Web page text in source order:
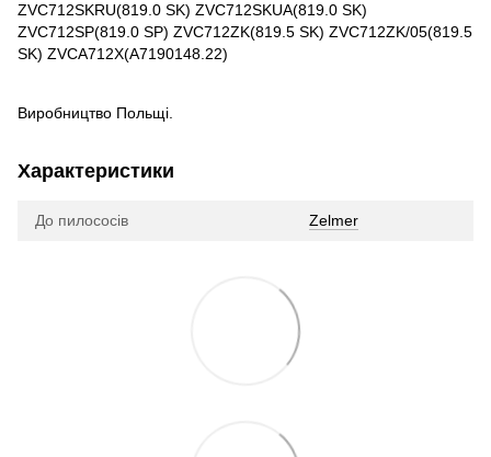
ZVC712SKRU(819.0 SK) ZVC712SKUA(819.0 SK)
ZVC712SP(819.0 SP) ZVC712ZK(819.5 SK) ZVC712ZK/05(819.5
SK) ZVCA712X(A7190148.22)
Виробництво Польщі.
Характеристики
До пилососів Zelmer